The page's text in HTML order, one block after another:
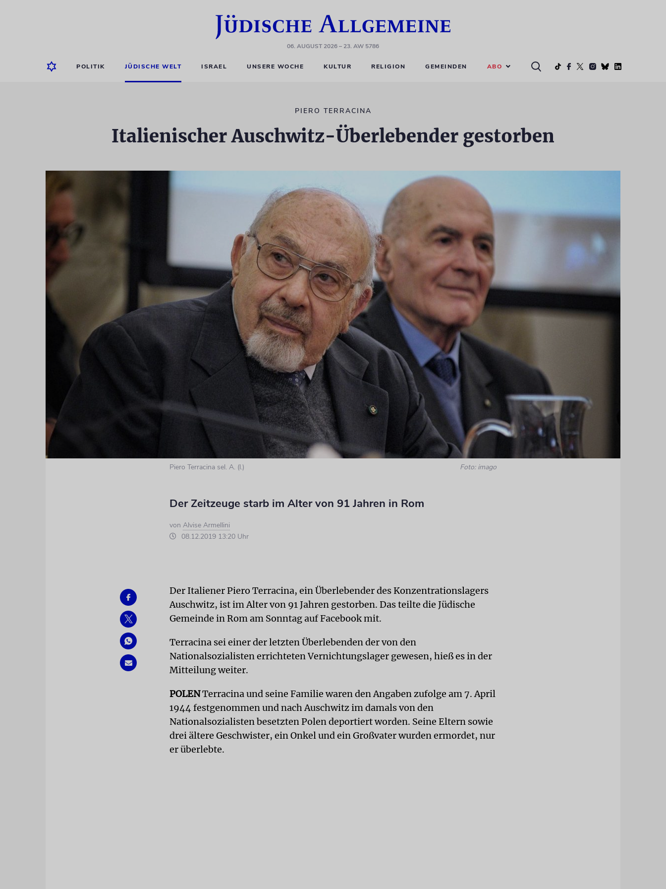
06. AUGUST 2026– 23. AW 5786
POLITIK JÜDISCHE WELT ISRAEL UNSERE WOCHE KULTUR RELIGION GEMEINDEN ABO
PIERO TERRACINA
Italienischer Auschwitz-Überlebender gestorben
Piero Terracina sel. A. (l.) Foto: imago
Der Zeitzeuge starb im Alter von 91 Jahren in Rom
von Alvise Armellini
08.12.2019 13:20 Uhr
Der Italiener Piero Terracina, ein Überlebender des Konzentrationslagers
Auschwitz, ist im Alter von 91 Jahren gestorben. Das teilte die Jüdische
Gemeinde in Rom am Sonntag auf Facebook mit.
Terracina sei einer der letzten Überlebenden der von den
Nationalsozialisten errichteten Vernichtungslager gewesen, hieß es in der
Mitteilung weiter.
POLENTerracina und seine Familie waren den Angaben zufolge am 7. April
1944 festgenommen und nachAuschwitzim damals von den
Nationalsozialisten besetzten Polen deportiert worden. Seine Eltern sowie
drei ältere Geschwister, ein Onkel und ein Großvater wurden ermordet, nur
er überlebte.